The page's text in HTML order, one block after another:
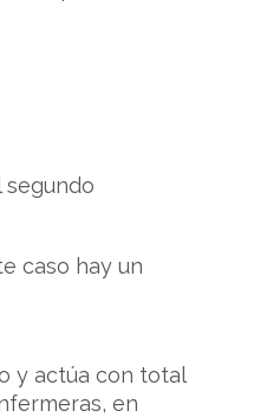
segundo
caso hay un
y actúa con total
en